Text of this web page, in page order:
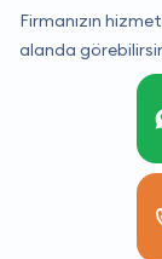
Firmanızın
alanda